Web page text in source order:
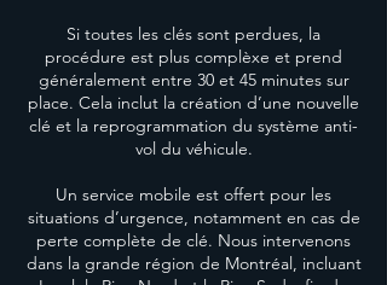
Si toutes les clés sont perdues, la
procédure est plus complèxe et prend
généralement entre 30 et 45 minutes sur
place. Cela inclut la création d’une nouvelle
clé et la reprogrammation du système anti-
vol du véhicule.
Un service mobile est offert pour les
situations d’urgence, notamment en cas de
perte complète de clé. Nous intervenons
dans la grande région de Montréal, incluant